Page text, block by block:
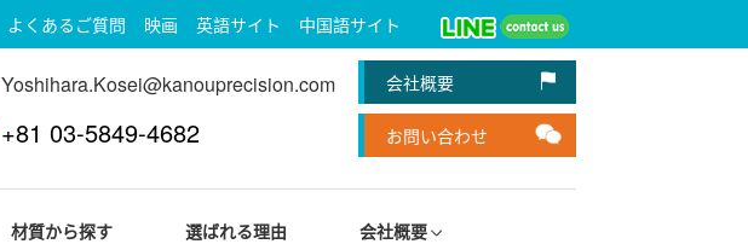
よくあるご質問 映画 英語サイト 中国語サイト
Yoshihara.Kosei@kanouprecision.com
+81 03-5849-4682
会社概要
お問い合わせ
材質から探す 選ばれる理由 会社概要